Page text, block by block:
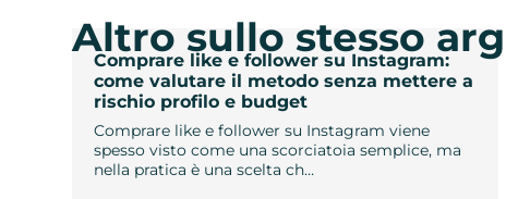
Comprare like e follower su Instagram:
come valutare il metodo senza mettere a
rischio profilo e budget
Comprare like e follower su Instagram viene
spesso visto come una scorciatoia semplice, ma
nella pratica è una scelta ch…
Altro sullo stesso